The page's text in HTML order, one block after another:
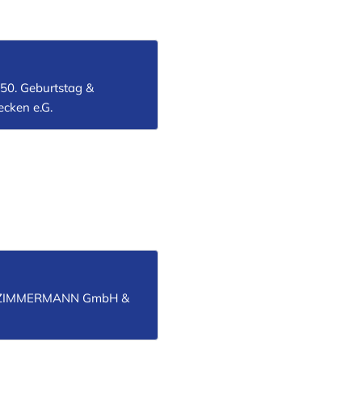
Geburtstag &
e.G.
GmbH &